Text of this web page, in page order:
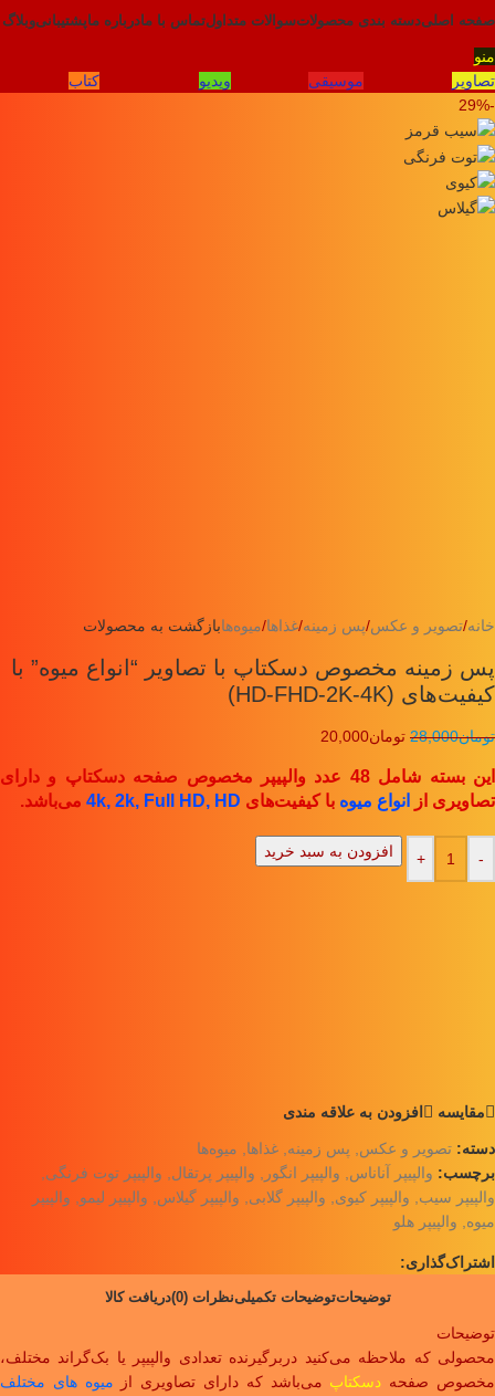
صفحه اصلیدسته بندی محصولاتسوالات متداولتماس با مادرباره ماپشتیبانیوبلاگ
منو
تصاویر
موسیقی ویدیو
کتاب
-29%
خانه/تصویر و عکس/پس زمینه/غذاها/میوه‌هابازگشت به محصولات
پس زمینه مخصوص دسکتاپ با تصاویر “انواع میوه” با
کیفیت‌های (HD-FHD-2K-4K)
تومان28,000 تومان20,000
این بسته شامل 48 عدد والپیپر مخصوص صفحه دسکتاپ و دارای
تصاویری از
انواع میوه با کیفیت‌های می‌باشد.
-
+ افزودن به سبد خرید
مقايسه افزودن به علاقه مندی
دسته: تصویر و عکس پس زمینه غذاها
میوه‌ها
برچسب: والپیپر آناناس والپیپر انگور والپیپر پرتقال والپیپر توت فرنگی
والپیپر سیب
والپیپر کیوی والپیپر گلابی والپیپر گیلاس والپیپر لیمو
والپیپر
میوه
والپیپر هلو
اشتراک‌گذاری:
توضیحاتتوضیحات تکمیلینظرات (0) دریافت کالا
توضیحات
محصولی که ملاحظه می‌کنید دربرگیرنده تعدادی والپیپر یا بک‌گراند مختلف،
مخصوص صفحه دسکتاپ می‌باشد که دارای تصاویری از میوه های مختلف